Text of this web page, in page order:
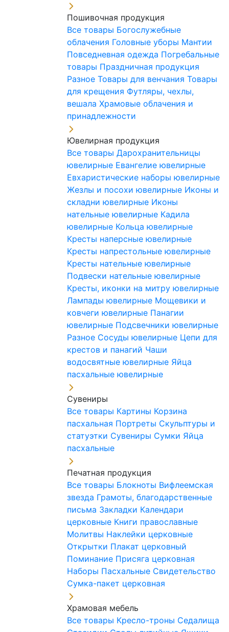
Пошивочная продукция
Все товары Богослужебные
облачения Головные уборы Мантии
Повседневная одежда Погребальные
товары Праздничная продукция
Разное Товары для венчания Товары
для крещения Футляры, чехлы,
вешала Храмовые облачения и
принадлежности
Ювелирная продукция
Все товары Дарохранительницы
ювелирные Евангелие ювелирные
Евхаристические наборы ювелирные
Жезлы и посохи ювелирные Иконы и
складни ювелирные Иконы
нательные ювелирные Кадила
ювелирные Кольца ювелирные
Кресты наперсные ювелирные
Кресты напрестольные ювелирные
Кресты нательные ювелирные
Подвески нательные ювелирные
Кресты, иконки на митру ювелирные
Лампады ювелирные Мощевики и
ковчеги ювелирные Панагии
ювелирные Подсвечники ювелирные
Разное Сосуды ювелирные Цепи для
крестов и панагий Чаши
водосвятные ювелирные Яйца
пасхальные ювелирные
Сувениры
Все товары Картины Корзина
пасхальная Портреты Скульптуры и
статуэтки Сувениры Сумки Яйца
пасхальные
Печатная продукция
Все товары Блокноты Вифлеемская
звезда Грамоты, благодарственные
письма Закладки Календари
церковные Книги православные
Молитвы Наклейки церковные
Открытки Плакат церковный
Поминание Присяга церковная
Наборы Пасхальные Свидетельство
Сумка-пакет церковная
Храмовая мебель
Все товары Кресло-троны Седалища